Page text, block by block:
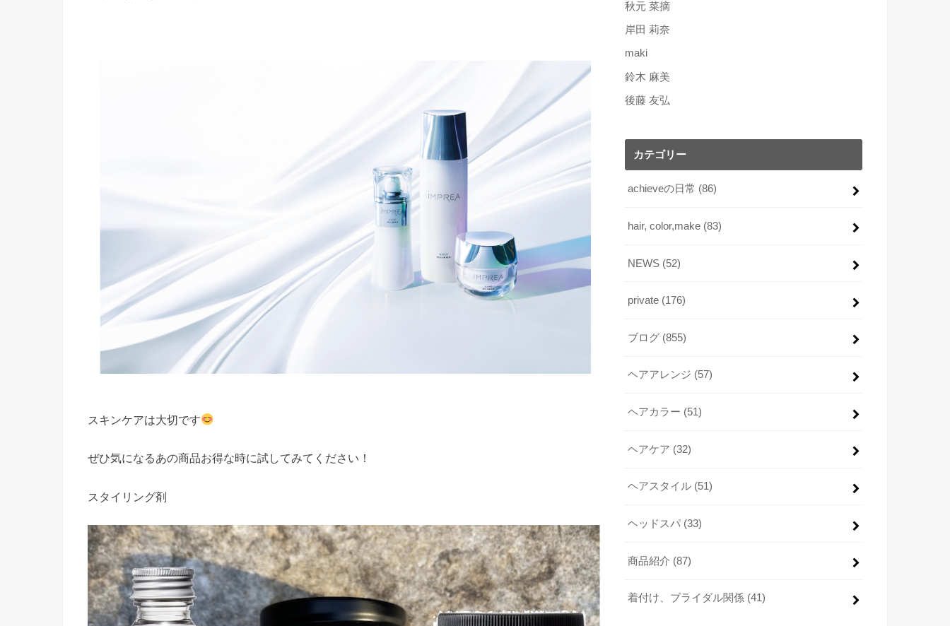
スキンケアは大切です
ぜひ気になるあの商品お得な時に試してみてください！
スタイリング剤
秋元 菜摘
岸田 莉奈
maki
鈴木 麻美
後藤 友弘
カテゴリー
achieveの日常 (86)
hair, color,make (83)
NEWS (52)
private (176)
ブログ (855)
ヘアアレンジ (57)
ヘアカラー (51)
ヘアケア (32)
ヘアスタイル (51)
ヘッドスパ (33)
商品紹介 (87)
着付け、ブライダル関係 (41)